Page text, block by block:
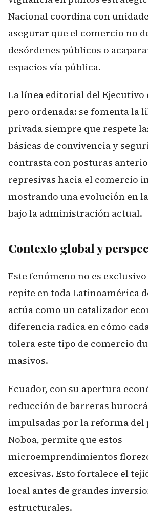
Nacional coordina con
asegurar que el comercio no
desórdenes públicos o
espacios vía pública.
La línea editorial del Ejecutivo
pero ordenada: se fomenta la
privada siempre que respete
básicas de convivencia y
contrasta con posturas
represivas hacia el comercio
mostrando una evolución en
bajo la administración actual.
Contexto global y
Este fenómeno no es exclusivo
repite en toda Latinoamérica
actúa como un catalizador
diferencia radica en cómo
tolera este tipo de comercio
masivos.
Ecuador, con su apertura
reducción de barreras
impulsadas por la reforma del
Noboa, permite que estos
microemprendimientos
excesivas. Esto fortalece el
local antes de grandes
estructurales.